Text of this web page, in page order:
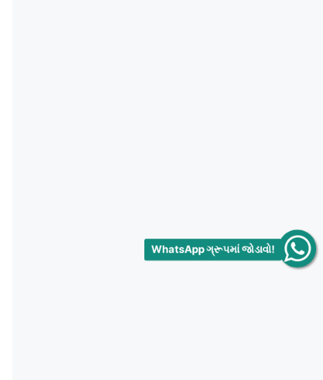
WhatsApp ગ્રૂપમાં જોડાવો!